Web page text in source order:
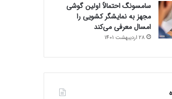
سامسونگ احتمالاً اولین گوشی
مجهز به نمایشگر کشویی را
امسال معرفی می‌کند
28 اردیبهشت 1401